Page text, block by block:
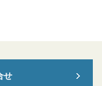
せ